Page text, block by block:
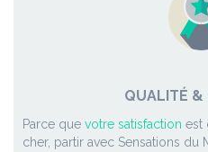
QUALITÉ &
Parce que votre satisfaction est
cher, partir avec Sensations du